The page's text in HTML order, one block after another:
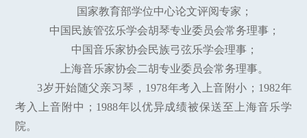
国家教育部学位中心论文评阅专家；
中国民族管弦乐学会胡琴专业委员会常务理事；
中国音乐家协会民族弓弦乐学会理事；
上海音乐家协会二胡专业委员会常务理事。
3岁开始随父亲习琴，1978年考入上音附小；1982年
考入上音附中；1988年以优异成绩被保送至上海音乐学
院。